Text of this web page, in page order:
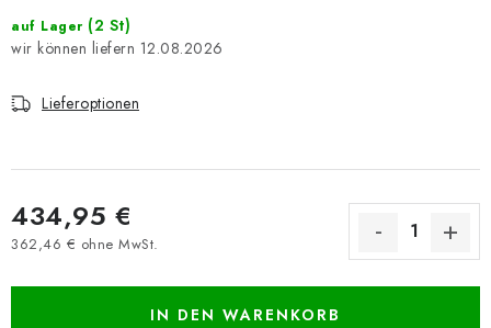
auf Lager (2 St)
12.08.2026
Lieferoptionen
434,95 €
362,46 € ohne MwSt.
IN DEN WARENKORB